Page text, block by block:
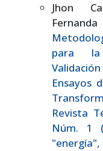
Jhon
para la
Ensayos
Revista
Núm. 1
"energía",